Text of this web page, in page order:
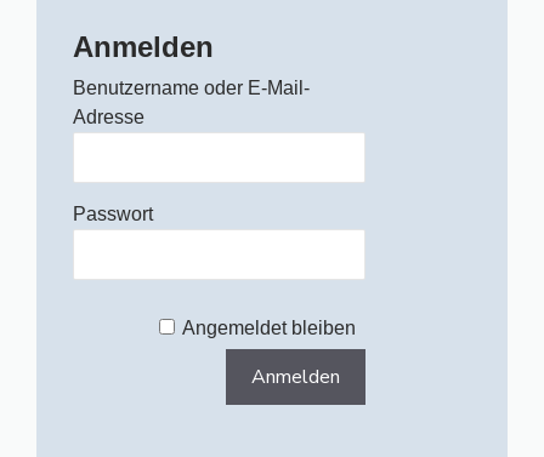
Anmelden
Benutzername oder E-Mail-
Adresse
Passwort
Angemeldet bleiben